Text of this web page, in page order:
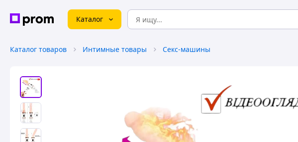
Каталог
Каталог товаров Интимные товары Секс-машины